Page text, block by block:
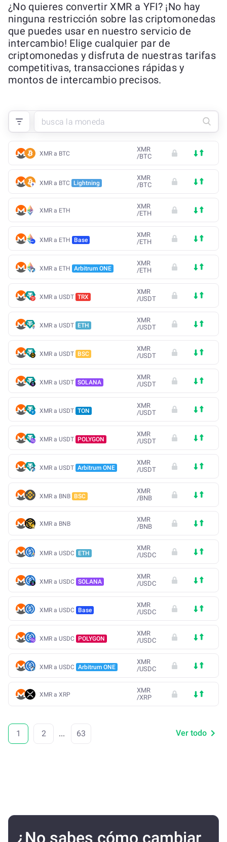
¿No quieres convertir XMR a YFI? ¡No hay
ninguna restricción sobre las criptomonedas
que puedes usar en nuestro servicio de
intercambio! Elige cualquier par de
criptomonedas y disfruta de nuestras tarifas
competitivas, transacciones rápidas y
montos de intercambio precisos.
XMR a BTC
XMR
/BTC
XMR a BTC Lightning
XMR
/BTC
XMR a ETH
XMR
/ETH
XMR a ETH Base
XMR
/ETH
XMR a ETH Arbitrum ONE
XMR
/ETH
XMR a USDT TRX
XMR
/USDT
XMR a USDT ETH
XMR
/USDT
XMR a USDT BSC
XMR
/USDT
XMR a USDT SOLANA
XMR
/USDT
XMR a USDT TON
XMR
/USDT
XMR a USDT POLYGON
XMR
/USDT
XMR a USDT Arbitrum ONE
XMR
/USDT
XMR a BNB BSC
XMR
/BNB
XMR a BNB
XMR
/BNB
XMR a USDC ETH
XMR
/USDC
XMR a USDC SOLANA
XMR
/USDC
XMR a USDC Base
XMR
/USDC
XMR a USDC POLYGON
XMR
/USDC
XMR a USDC Arbitrum ONE
XMR
/USDC
XMR a XRP
XMR
/XRP
1 2 ... 63 Ver todo
¿No sabes cómo cambiar